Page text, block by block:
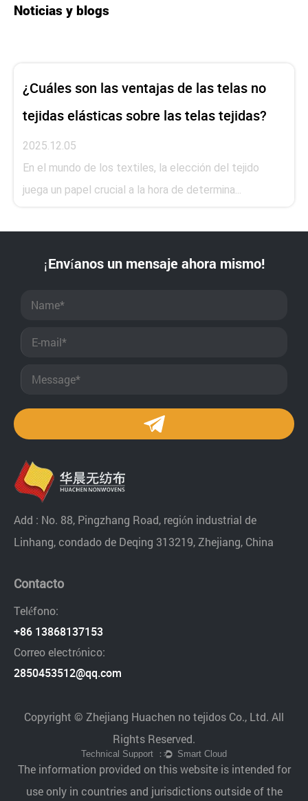
Noticias y blogs
¿Cuáles son las ventajas de las telas no
tejidas elásticas sobre las telas tejidas?
2025.12.05
En el mundo de los textiles, la elección del tejido
juega un papel crucial a la hora de determina...
¡Envíanos un mensaje ahora mismo!
Add : No. 88, Pingzhang Road, región industrial de
Linhang, condado de Deqing 313219, Zhejiang, China
Contacto
Teléfono:
+86 13868137153
Correo electrónico:
2850453512@qq.com
Copyright © Zhejiang Huachen no tejidos Co., Ltd. All
Rights Reserved.
The information provided on this website is intended for
use only in countries and jurisdictions outside of the